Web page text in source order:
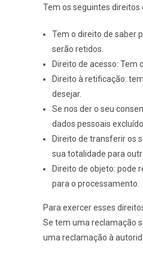
Tem os seguintes direitos
Tem o direito de saber
serão retidos.
Direito de acesso: Tem
Direito à retificação:
desejar.
Se nos der o seu
dados pessoais
Direito de transferir os
sua totalidade para
Direito de objeto: pode
para o processamento.
Para exercer esses
Se tem uma reclamação
uma reclamação à